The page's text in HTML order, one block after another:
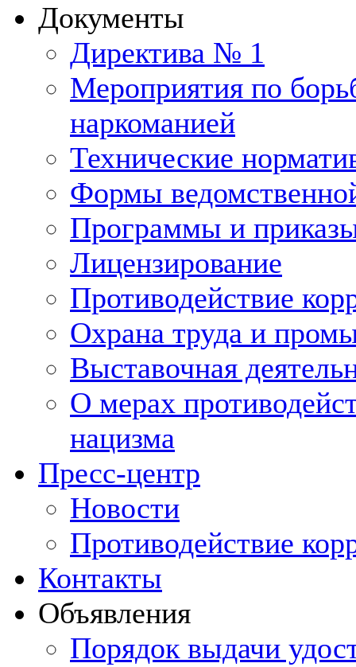
Документы
Директива № 1
Мероприятия по
наркоманией
Технические
Формы
Программы и
Лицензирование
Противодействие
Охрана труда и
Выставочная
О мерах
нацизма
Пресс-центр
Новости
Противодействие
Контакты
Объявления
Порядок выдачи